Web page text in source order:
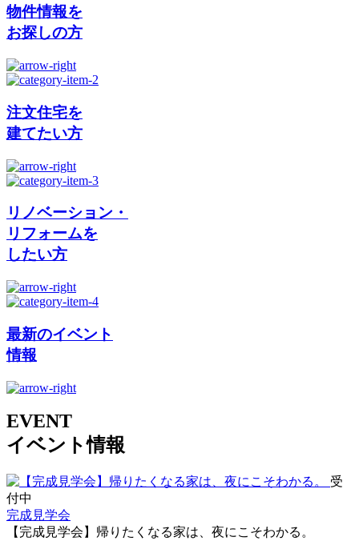
物件情報を
お探しの方
注文住宅を
建てたい方
リノベーション・
リフォームを
したい方
最新のイベント
情報
EVENT
イベント情報
受
付中
完成見学会
【完成見学会】帰りたくなる家は、夜にこそわかる。